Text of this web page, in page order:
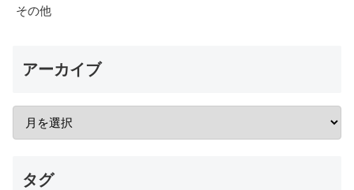
その他
アーカイブ
タグ